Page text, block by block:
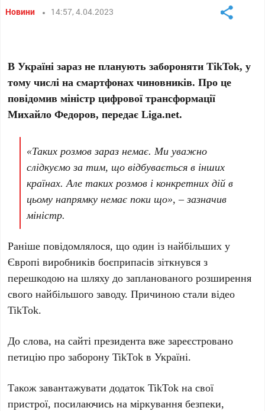
Новини 14:57, 4.04.2023
В Україні зараз не планують забороняти TikTok, у
тому числі на смартфонах чиновників. Про це
повідомив міністр цифрової трансформації
Михайло Федоров, передає Liga.net.
«Таких розмов зараз немає. Ми уважно
слідкуємо за тим, що відбувається в інших
країнах. Але таких розмов і конкретних дій в
цьому напрямку немає поки що», – зазначив
міністр.
Раніше повідомлялося, що один із найбільших у
Європі виробників боєприпасів зіткнувся з
перешкодою на шляху до запланованого розширення
свого найбільшого заводу. Причиною стали відео
TikTok.
До слова, на сайті президента вже зареєстровано
петицію про заборону TikTok в Україні.
Також завантажувати додаток TikTok на свої
пристрої, посилаючись на міркування безпеки,